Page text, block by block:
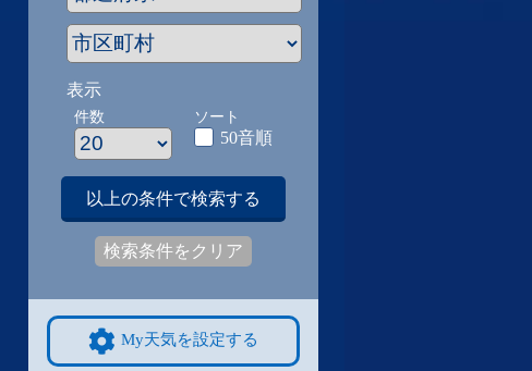
表示
件数 ソート
50音順
以上の条件で検索する
検索条件をクリア
My天気を設定する